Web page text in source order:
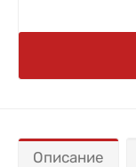
Описание